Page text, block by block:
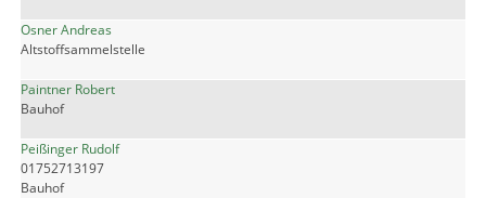
Osner Andreas
Altstoffsammelstelle
Paintner Robert
Bauhof
Peißinger Rudolf
01752713197
Bauhof